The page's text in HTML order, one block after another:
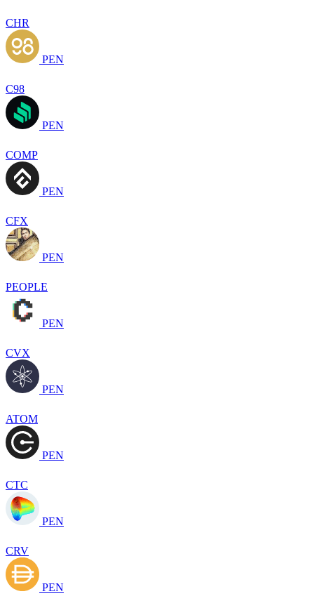
CHR
PEN
C98
PEN
COMP
PEN
CFX
PEN
PEOPLE
PEN
CVX
PEN
ATOM
PEN
CTC
PEN
CRV
PEN